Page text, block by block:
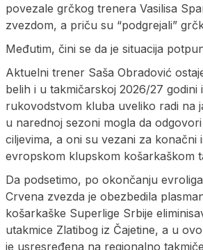
povezale grčkog trenera Vasilisa
zvezdom, a priču su “podgrejali”
Međutim, čini se da je situacija
Aktuelni trener Saša Obradović
belih i u takmičarskoj 2026/27 godini
rukovodstvom kluba uveliko radi na
u narednoj sezoni mogla da
ciljevima, a oni su vezani za konačni
evropskom klupskom košarkaškom
Da podsetimo, po okončanju
Crvena zvezda je obezbedila
košarkaške Superlige Srbije
utakmice Zlatibog iz Čajetine, a u
je usresređena na regionalno